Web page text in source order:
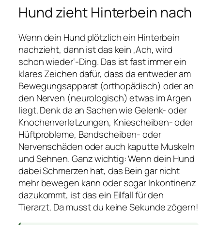
Hund zieht Hinterbein nach
Wenn dein Hund plötzlich ein Hinterbein
nachzieht, dann ist das kein ‚Ach, wird
schon wieder‘-Ding. Das ist fast immer ein
klares Zeichen dafür, dass da entweder am
Bewegungsapparat (orthopädisch) oder an
den Nerven (neurologisch) etwas im Argen
liegt. Denk da an Sachen wie Gelenk- oder
Knochenverletzungen, Kniescheiben- oder
Hüftprobleme, Bandscheiben- oder
Nervenschäden oder auch kaputte Muskeln
und Sehnen. Ganz wichtig: Wenn dein Hund
dabei Schmerzen hat, das Bein gar nicht
mehr bewegen kann oder sogar Inkontinenz
dazukommt, ist das ein Eilfall für den
Tierarzt. Da musst du keine Sekunde zögern!